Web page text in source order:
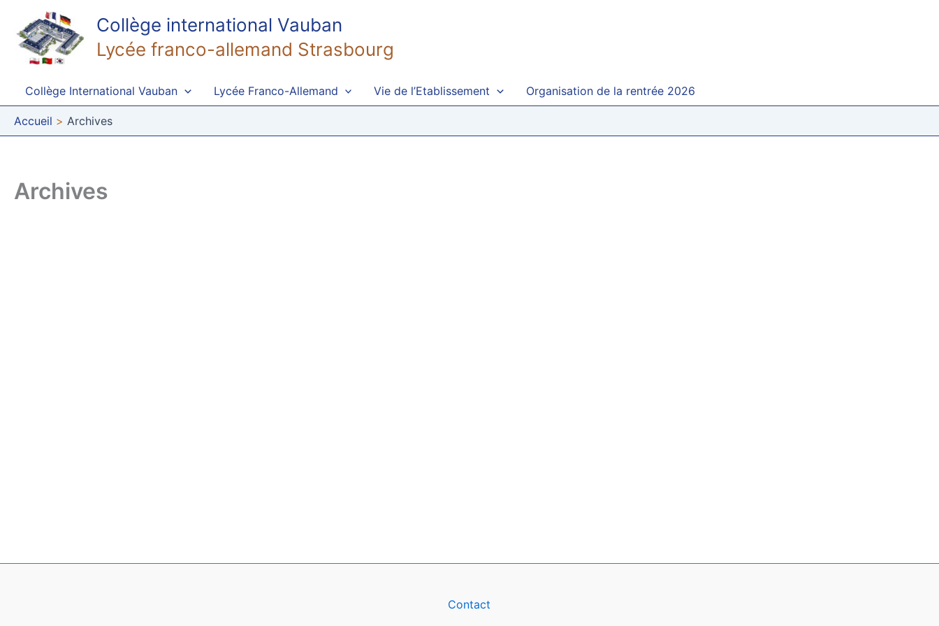
contenu
Collège international Vauban
Lycée franco-allemand Strasbourg
Collège International Vauban Lycée Franco-Allemand Vie de l’Etablissement Organisation de la rentrée 2026
Accueil Archives
Archives
Contact